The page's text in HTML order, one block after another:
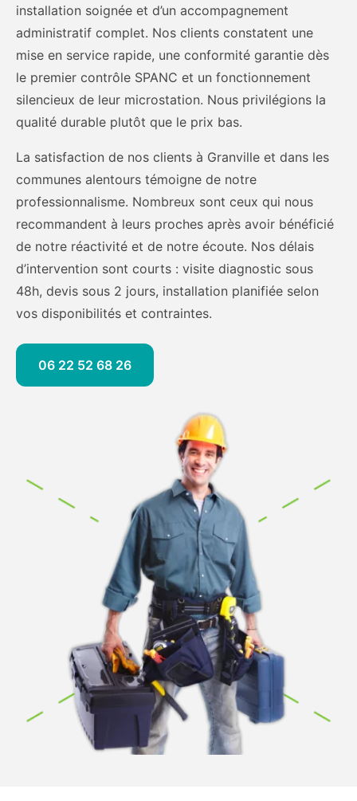
installation soignée et d’un accompagnement
administratif complet. Nos clients constatent une
mise en service rapide, une conformité garantie dès
le premier contrôle SPANC et un fonctionnement
silencieux de leur microstation. Nous privilégions la
qualité durable plutôt que le prix bas.
La satisfaction de nos clients à Granville et dans les
communes alentours témoigne de notre
professionnalisme. Nombreux sont ceux qui nous
recommandent à leurs proches après avoir bénéficié
de notre réactivité et de notre écoute. Nos délais
d’intervention sont courts : visite diagnostic sous
48h, devis sous 2 jours, installation planifiée selon
vos disponibilités et contraintes.
06 22 52 68 26